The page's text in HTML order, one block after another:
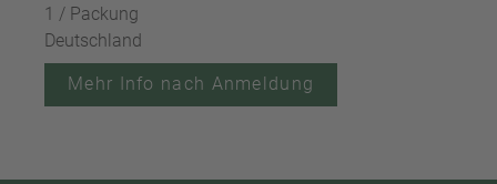
1 / Packung
Deutschland
Mehr Info nach Anmeldung